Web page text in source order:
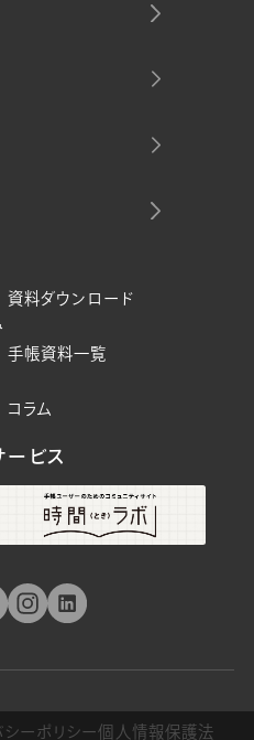
資料ダウンロード
手帳資料一覧
コラム
ービス
シーポリシー個人情報保護法